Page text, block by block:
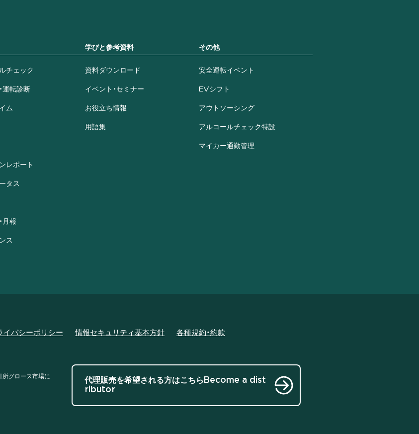
チェック
運転診断
ム
レポート
タス
月報
ス
学びと参考資料
資料ダウンロード
イベント・セミナー
お役立ち情報
用語集
その他
安全運転イベント
EVシフト
アウトソーシング
アルコールチェック特設
マイカー通勤管理
イバシーポリシー 情報セキュリティ基本方針 各種規約・約款
所グロース市場に
代理販売を希望される方はこちら Become a dist
ributor